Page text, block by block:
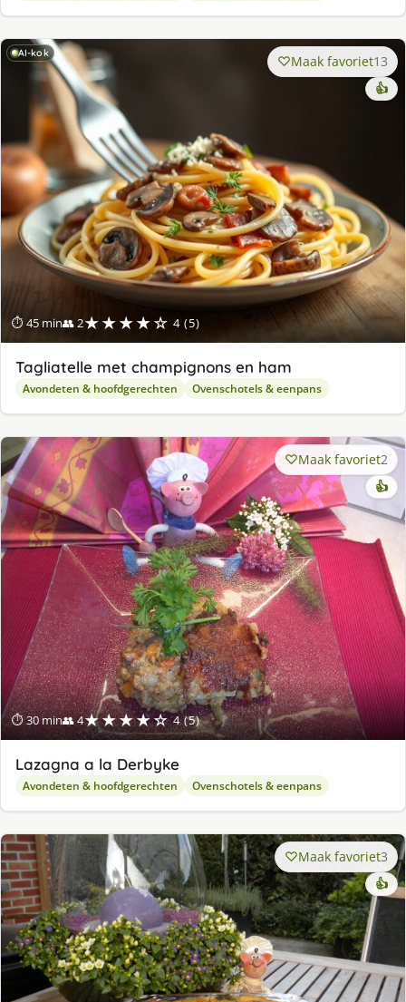
AI-kok
⏱ 45 min👥 2★★★★☆ 4 (5)
Maak favoriet13
👍
Tagliatelle met champignons en ham
Avondeten & hoofdgerechten Ovenschotels & eenpans
⏱ 30 min👥 4★★★★☆ 4 (5)
Maak favoriet2
👍
Lazagna a la Derbyke
Avondeten & hoofdgerechten Ovenschotels & eenpans
Maak favoriet3
👍